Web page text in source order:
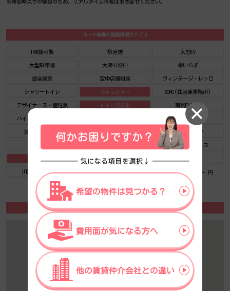
※確認時点での情報のため、リアルタイム情報はお問合せください。
ルート船場の施設情報カテゴリ
1棟貸可能 駅直結 大型EV
大型駐車場 大通り沿い 傘いらず
貸会議室 空中店舗相談 ヴィンテージ・レトロ
シャワートイレ セキュリティ SOHO(住居兼事務所)
デザイナーズ・個性派 トイレ男女別 荷物EVあり
ハイグレードオフィス ビル内貸倉庫
免振・制振構造 有人警備 ランドマーク
レンタルオフィス
駅近（出口
川沿い、公園沿い 自転車置場 自転車置場料金： ー 円
ルート船場のアクセスマップ